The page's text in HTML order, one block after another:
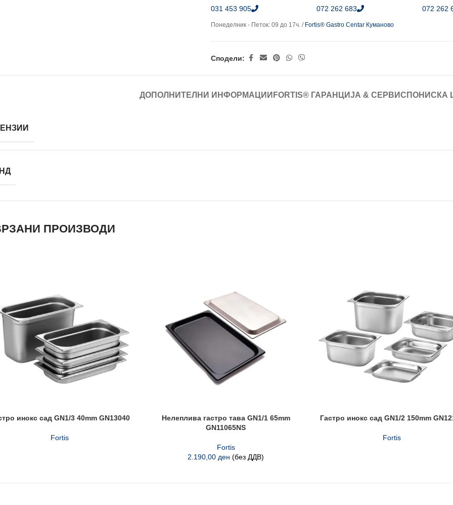
031 453 905
072 262 683 072 262
Понеделник - Петок: 09 до 17ч. / Fortis® Gastro Centar Куманово
Сподели:
ДОПОЛНИТЕЛНИ ИНФОРМАЦИИ FORTIS® ГАРАНЦИЈА & СЕРВИС ПОНИСКА
ПРОИЗВОДИ
инокс сад GN1/3 40mm GN13040
Fortis
Нелеплива гастро тава GN1/1 65mm
GN11065NS
Fortis
2.190,00 ден (без ДДВ)
Гастро инокс сад GN1/2 150mm
Fortis